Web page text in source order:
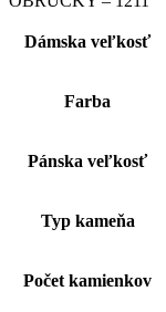
Dámska veľkosť
Farba
Pánska veľkosť
Typ kameňa
Počet kamienkov